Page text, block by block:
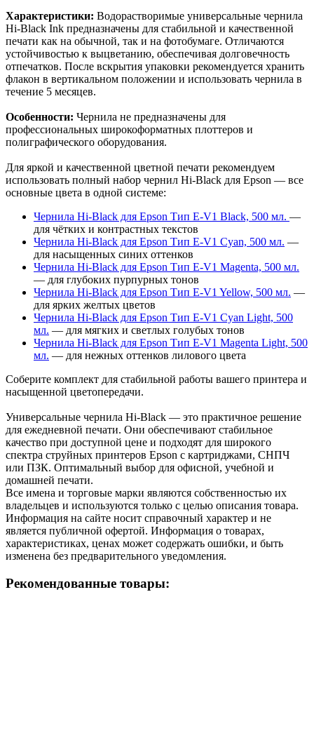
Характеристики: Водорастворимые универсальные чернила
Hi-Black Ink предназначены для стабильной и качественной
печати как на обычной, так и на фотобумаге. Отличаются
устойчивостью к выцветанию, обеспечивая долговечность
отпечатков. После вскрытия упаковки рекомендуется хранить
флакон в вертикальном положении и использовать чернила в
течение 5 месяцев.
Особенности: Чернила не предназначены для
профессиональных широкоформатных плоттеров и
полиграфического оборудования.
Для яркой и качественной цветной печати рекомендуем
использовать полный набор чернил Hi-Black для Epson — все
основные цвета в одной системе:
Чернила Hi-Black для Epson Тип E-V1 Black, 500 мл. —
для чётких и контрастных текстов
Чернила Hi-Black для Epson Тип E-V1 Cyan, 500 мл. —
для насыщенных синих оттенков
Чернила Hi-Black для Epson Тип E-V1 Magenta, 500 мл.
— для глубоких пурпурных тонов
Чернила Hi-Black для Epson Тип E-V1 Yellow, 500 мл. —
для ярких желтых цветов
Чернила Hi-Black для Epson Тип E-V1 Cyan Light, 500
мл. — для мягких и светлых голубых тонов
Чернила Hi-Black для Epson Тип E-V1 Magenta Light, 500
мл. — для нежных оттенков лилового цвета
Соберите комплект для стабильной работы вашего принтера и
насыщенной цветопередачи.
Универсальные чернила Hi-Black — это практичное решение
для ежедневной печати. Они обеспечивают стабильное
качество при доступной цене и подходят для широкого
спектра струйных принтеров Epson с картриджами, СНПЧ
или ПЗК. Оптимальный выбор для офисной, учебной и
домашней печати.
Все имена и торговые марки являются собственностью их
владельцев и используются только с целью описания товара.
Информация на сайте носит справочный характер и не
является публичной офертой. Информация о товарах,
характеристиках, ценах может содержать ошибки, и быть
изменена без предварительного уведомления.
Рекомендованные товары: